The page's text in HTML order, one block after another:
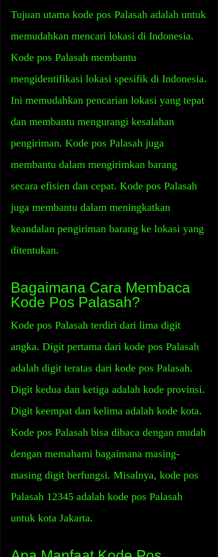
Tujuan utama kode pos Palasah adalah untuk
memudahkan mencari lokasi di Indonesia.
Kode pos Palasah membantu
mengidentifikasi lokasi spesifik di Indonesia.
Ini memudahkan pencarian lokasi yang tepat
dan membantu mengurangi kesalahan
pengiriman. Kode pos Palasah juga
membantu dalam mengirimkan barang
secara efisien dan cepat. Kode pos Palasah
juga membantu dalam meningkatkan
keandalan pengiriman barang ke lokasi yang
ditentukan.
Bagaimana Cara Membaca
Kode Pos Palasah?
Kode pos Palasah terdiri dari lima digit
angka. Digit pertama dari kode pos Palasah
adalah digit teratas dari kode pos Palasah.
Digit kedua dan ketiga adalah kode provinsi.
Digit keempat dan kelima adalah kode kota.
Kode pos Palasah bisa dibaca dengan mudah
dengan memahami bagaimana masing-
masing digit berfungsi. Misalnya, kode pos
Palasah 12345 adalah kode pos Palasah
untuk kota Jakarta.